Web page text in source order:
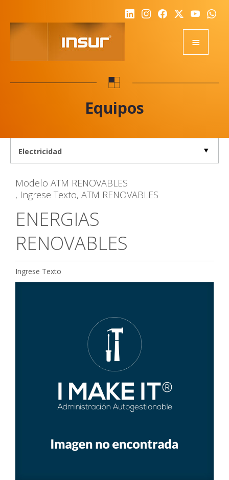
NOTICIAS
NOSOTROS
Equipos
Modelo ATM RENOVABLES
, Ingrese Texto, ATM RENOVABLES
ENERGIAS
RENOVABLES
Ingrese Texto